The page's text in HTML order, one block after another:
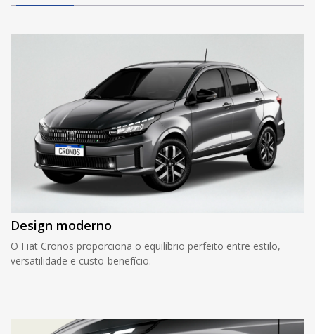
Design moderno
O Fiat Cronos proporciona o equilíbrio perfeito entre estilo,
versatilidade e custo-benefício.